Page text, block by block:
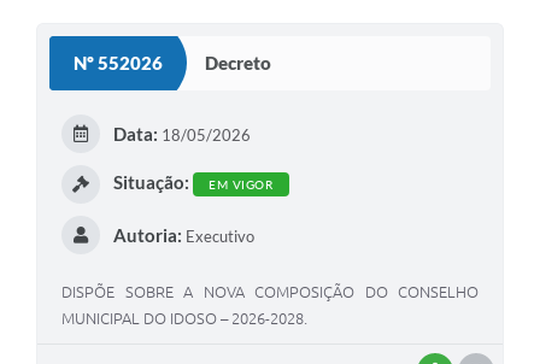
Nº 552026 Decreto
Data: 18/05/2026
Situação: EM VIGOR
Autoria: Executivo
DISPÕE SOBRE A NOVA COMPOSIÇÃO DO CONSELHO
MUNICIPAL DO IDOSO – 2026-2028.